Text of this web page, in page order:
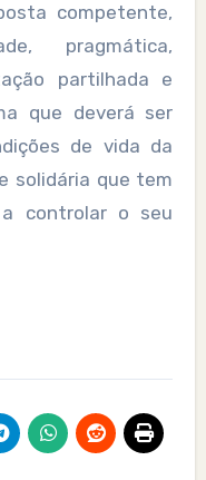
competente,
pragmática,
partilhada e
que deverá ser
de vida da
solidária que tem
controlar o seu